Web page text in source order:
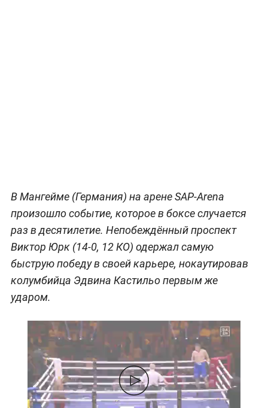
В Мангейме (Германия) на арене SAP-Arena
произошло событие, которое в боксе случается
раз в десятилетие. Непобеждённый проспект
Виктор Юрк (14-0, 12 КО) одержал самую
быструю победу в своей карьере, нокаутировав
колумбийца Эдвина Кастильо первым же
ударом.